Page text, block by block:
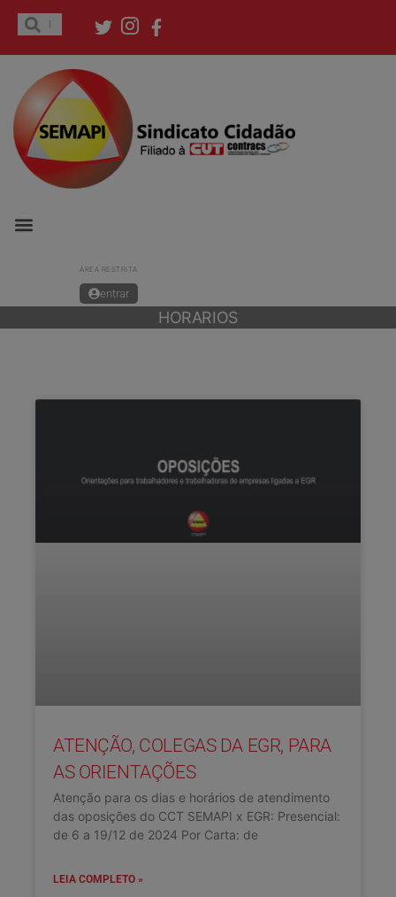
ÁREA RESTRITA
entrar
HORARIOS
ATENÇÃO, COLEGAS DA EGR, PARA
AS ORIENTAÇÕES
Atenção para os dias e horários de atendimento
das oposições do CCT SEMAPI x EGR: Presencial:
de 6 a 19/12 de 2024 Por Carta: de
LEIA COMPLETO »